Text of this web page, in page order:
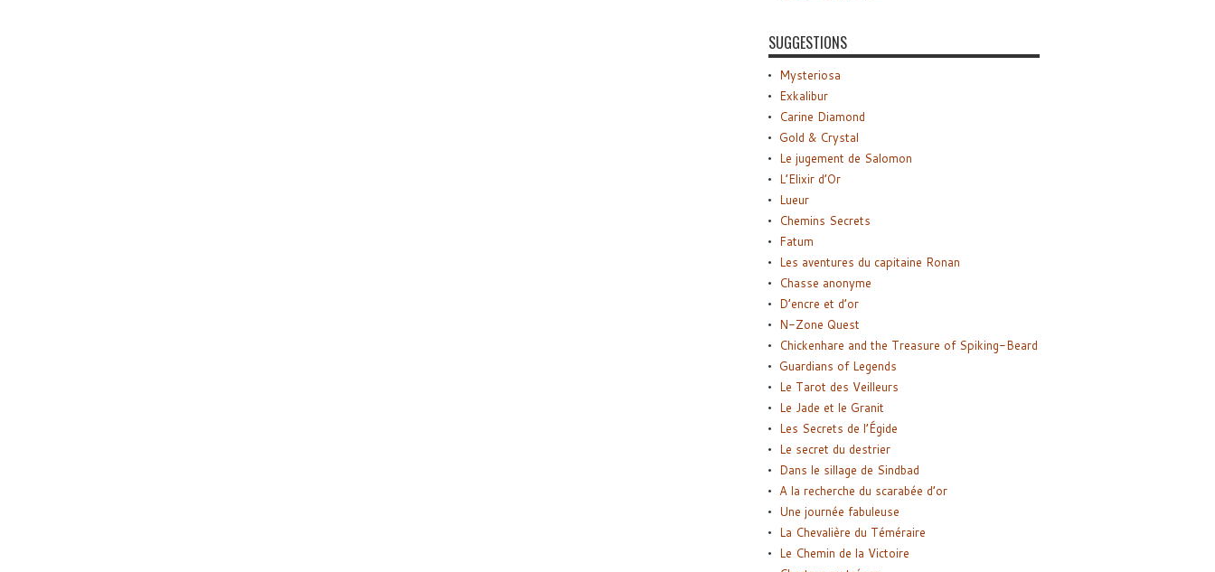
SUGGESTIONS
Mysteriosa
Exkalibur
Carine Diamond
Gold & Crystal
Le jugement de Salomon
L’Elixir d’Or
Lueur
Chemins Secrets
Fatum
Les aventures du capitaine Ronan
Chasse anonyme
D’encre et d’or
N-Zone Quest
Chickenhare and the Treasure of Spiking-Beard
Guardians of Legends
Le Tarot des Veilleurs
Le Jade et le Granit
Les Secrets de l’Égide
Le secret du destrier
Dans le sillage de Sindbad
A la recherche du scarabée d’or
Une journée fabuleuse
La Chevalière du Téméraire
Le Chemin de la Victoire